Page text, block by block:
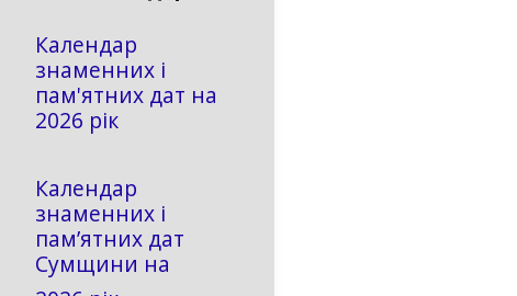
Календар
знаменних і
пам'ятних дат на
2026 рік
Календар
знаменних і
пам’ятних дат
Сумщини на